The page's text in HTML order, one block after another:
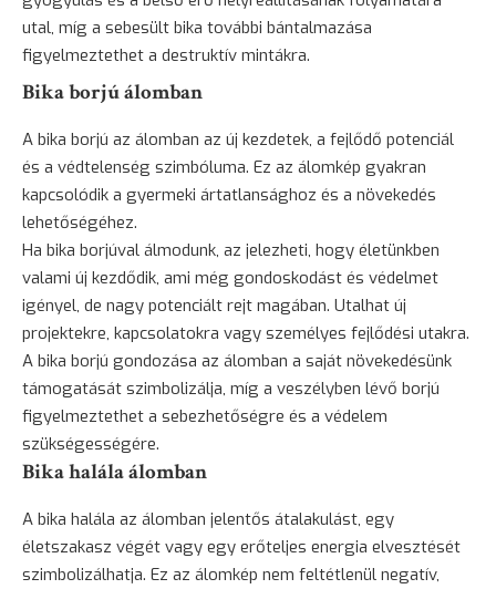
utal, míg a sebesült bika további bántalmazása
figyelmeztethet a destruktív mintákra.
Bika borjú álomban
A bika borjú az álomban az új kezdetek, a fejlődő potenciál
és a védtelenség szimbóluma. Ez az álomkép gyakran
kapcsolódik a gyermeki ártatlansághoz és a növekedés
lehetőségéhez.
Ha bika borjúval álmodunk, az jelezheti, hogy életünkben
valami új kezdődik, ami még gondoskodást és védelmet
igényel, de nagy potenciált rejt magában. Utalhat új
projektekre, kapcsolatokra vagy személyes fejlődési utakra.
A bika borjú gondozása az álomban a saját növekedésünk
támogatását szimbolizálja, míg a veszélyben lévő borjú
figyelmeztethet a sebezhetőségre és a védelem
szükségességére.
Bika halála álomban
A bika halála az álomban jelentős átalakulást, egy
életszakasz végét vagy egy erőteljes energia elvesztését
szimbolizálhatja. Ez az álomkép nem feltétlenül negatív,